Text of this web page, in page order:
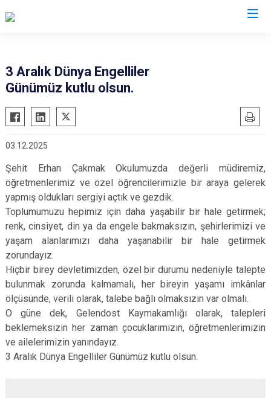
Atabey
Eğirdir
Gönen
Keçiborlu
Şarkikaraağaç
Yenişarbademli
Aksu
3 Aralık Dünya Engelliler
Günümüz kutlu olsun.
03.12.2025
Şehit Erhan Çakmak Okulumuzda değerli müdiremiz,
öğretmenlerimiz ve özel öğrencilerimizle bir araya gelerek
yapmış oldukları sergiyi açtık ve gezdik.
Toplumumuzu hepimiz için daha yaşabilir bir hale getirmek;
renk, cinsiyet, din ya da engele bakmaksızın, şehirlerimizi ve
yaşam alanlarımızı daha yaşanabilir bir hale getirmek
zorundayız.
Hiçbir birey devletimizden, özel bir durumu nedeniyle talepte
bulunmak zorunda kalmamalı, her bireyin yaşamı imkânlar
ölçüsünde, verili olarak, talebe bağlı olmaksızın var olmalı.
O güne dek, Gelendost Kaymakamlığı olarak, talepleri
beklemeksizin her zaman çocuklarımızın, öğretmenlerimizin
ve ailelerimizin yanındayız.
3 Aralık Dünya Engelliler Günümüz kutlu olsun.